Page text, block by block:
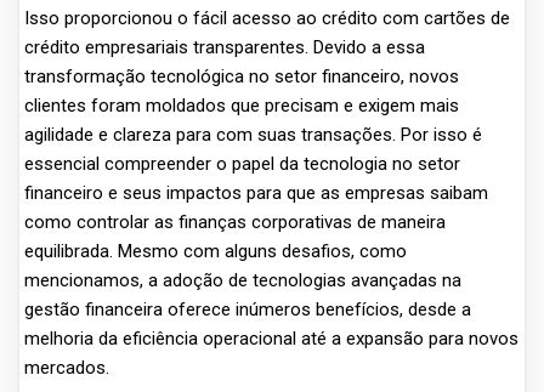
Isso proporcionou o fácil acesso ao crédito com cartões de
crédito empresariais transparentes. Devido a essa
transformação tecnológica no setor financeiro, novos
clientes foram moldados que precisam e exigem mais
agilidade e clareza para com suas transações. Por isso é
essencial compreender o papel da tecnologia no setor
financeiro e seus impactos para que as empresas saibam
como controlar as finanças corporativas de maneira
equilibrada. Mesmo com alguns desafios, como
mencionamos, a adoção de tecnologias avançadas na
gestão financeira oferece inúmeros benefícios, desde a
melhoria da eficiência operacional até a expansão para novos
mercados.